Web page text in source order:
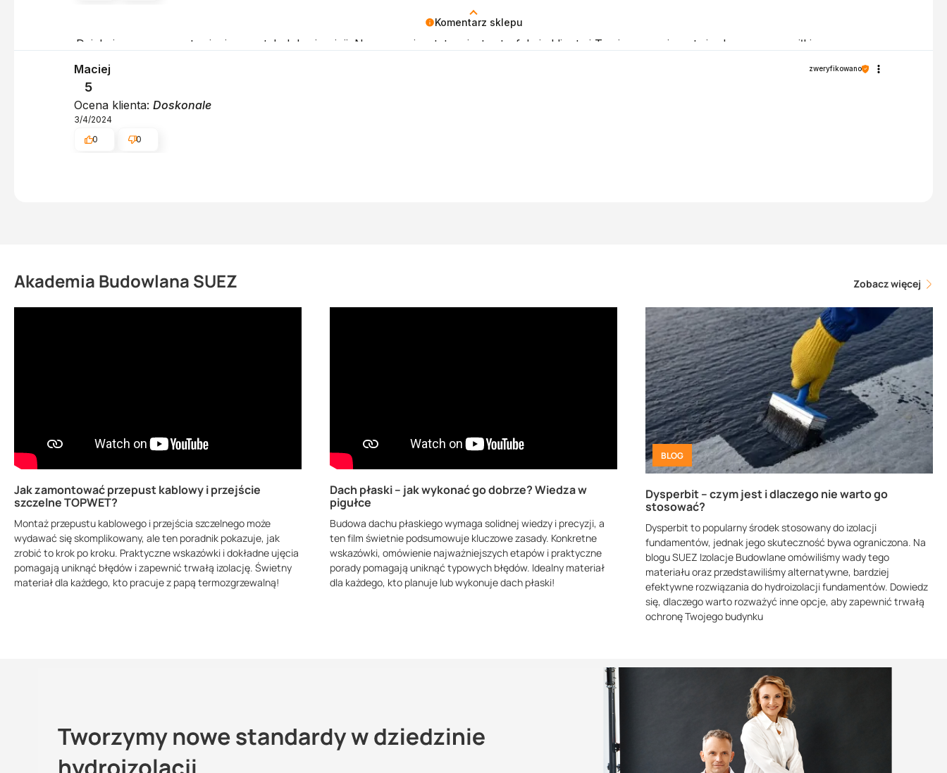
Komentarz sklepu
Dziękujemy za pozostawienie nam tak dobrej opinii. Naszym priorytetem jest satysfakcja klienta i Twoja recenzja potwierdza nasze wysiłki -
Maciej zweryfikowano
5
Ocena klienta:Doskonale
3/4/2024
0
0
Akademia Budowlana SUEZ Zobacz więcej
Jak zamontować przepust kablowy i przejście
szczelne TOPWET?
Montaż przepustu kablowego i przejścia szczelnego może
wydawać się skomplikowany, ale ten poradnik pokazuje, jak
zrobić to krok po kroku. Praktyczne wskazówki i dokładne ujęcia
pomagają uniknąć błędów i zapewnić trwałą izolację. Świetny
materiał dla każdego, kto pracuje z papą termozgrzewalną!
Dach płaski – jak wykonać go dobrze? Wiedza w
pigułce
Budowa dachu płaskiego wymaga solidnej wiedzy i precyzji, a
ten film świetnie podsumowuje kluczowe zasady. Konkretne
wskazówki, omówienie najważniejszych etapów i praktyczne
porady pomagają uniknąć typowych błędów. Idealny materiał
dla każdego, kto planuje lub wykonuje dach płaski!
BLOG
Dysperbit – czym jest i dlaczego nie warto go
stosować?
Dysperbit to popularny środek stosowany do izolacji
fundamentów, jednak jego skuteczność bywa ograniczona. Na
blogu SUEZ Izolacje Budowlane omówiliśmy wady tego
materiału oraz przedstawiliśmy alternatywne, bardziej
efektywne rozwiązania do hydroizolacji fundamentów. Dowiedz
się, dlaczego warto rozważyć inne opcje, aby zapewnić trwałą
ochronę Twojego budynku